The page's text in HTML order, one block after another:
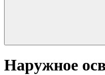
Наружное